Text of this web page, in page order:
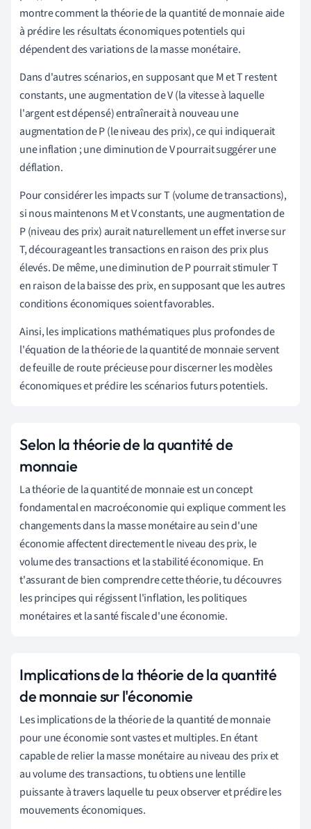
montre comment la théorie de la quantité de monnaie aide
à prédire les résultats économiques potentiels qui
dépendent des variations de la masse monétaire.
Dans d'autres scénarios, en supposant que M et T restent
constants, une augmentation de V (la vitesse à laquelle
l'argent est dépensé) entraînerait à nouveau une
augmentation de P (le niveau des prix), ce qui indiquerait
une inflation ; une diminution de V pourrait suggérer une
déflation.
Pour considérer les impacts sur T (volume de transactions),
si nous maintenons M et V constants, une augmentation de
P (niveau des prix) aurait naturellement un effet inverse sur
T, décourageant les transactions en raison des prix plus
élevés. De même, une diminution de P pourrait stimuler T
en raison de la baisse des prix, en supposant que les autres
conditions économiques soient favorables.
Ainsi, les implications mathématiques plus profondes de
l'équation de la théorie de la quantité de monnaie servent
de feuille de route précieuse pour discerner les modèles
économiques et prédire les scénarios futurs potentiels.
Selon la théorie de la quantité de
monnaie
La théorie de la quantité de monnaie est un concept
fondamental en macroéconomie qui explique comment les
changements dans la masse monétaire au sein d'une
économie affectent directement le niveau des prix, le
volume des transactions et la stabilité économique. En
t'assurant de bien comprendre cette théorie, tu découvres
les principes qui régissent l'inflation, les politiques
monétaires et la santé fiscale d'une économie.
Implications de la théorie de la quantité
de monnaie sur l'économie
Les implications de la théorie de la quantité de monnaie
pour une économie sont vastes et multiples. En étant
capable de relier la masse monétaire au niveau des prix et
au volume des transactions, tu obtiens une lentille
puissante à travers laquelle tu peux observer et prédire les
mouvements économiques.